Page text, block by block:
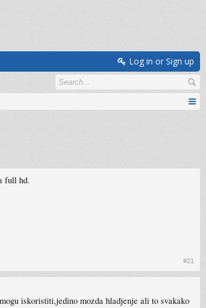
Log in or Sign up
full hd.
#21
iskoristiti,jedino mozda hladjenje ali to svakako